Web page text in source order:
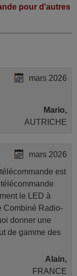
pour d'autres
mars 2026
Mario,
AUTRICHE
mars 2026
est
le LED à
Combiné Radio-
donner une
de gamme des
Alain,
FRANCE